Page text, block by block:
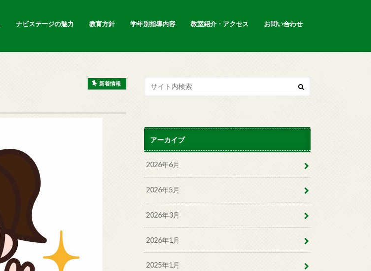
ナビステージの魅力 教育方針 学年別指導内容 教室紹介・アクセス お問い合わせ
新着情報
アーカイブ
2026年6月
2026年5月
2026年3月
2026年1月
2025年1月